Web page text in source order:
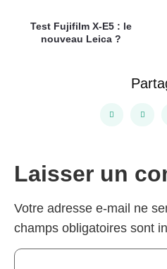
Test Fujifilm X-E5 : le
nouveau Leica ?
Laisser un
Votre adresse e-mail ne
champs obligatoires sont